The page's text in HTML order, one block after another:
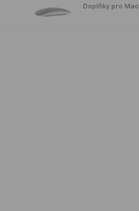
Doplňky pro Mac